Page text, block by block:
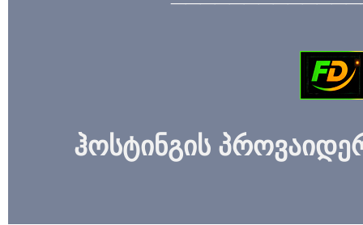
ჰოსტინგის